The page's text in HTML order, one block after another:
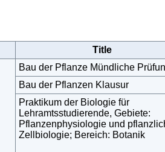
Title
Bau der Pflanze Mündliche
Bau der Pflanzen Klausur
Praktikum der Biologie für
Lehramtsstudierende, Gebiete:
Pflanzenphysiologie und
Zellbiologie; Bereich: Botanik